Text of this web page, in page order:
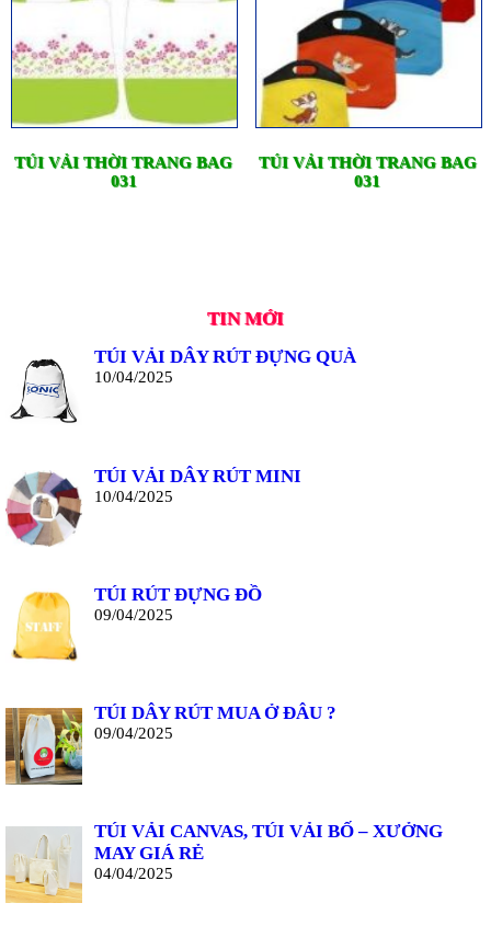
TÚI VẢI THỜI TRANG BAG
031
TÚI VẢI THỜI TRANG BAG
031
TIN MỚI
TÚI VẢI DÂY RÚT ĐỰNG QUÀ
10/04/2025
TÚI VẢI DÂY RÚT MINI
10/04/2025
TÚI RÚT ĐỰNG ĐỒ
09/04/2025
TÚI DÂY RÚT MUA Ở ĐÂU ?
09/04/2025
TÚI VẢI CANVAS, TÚI VẢI BỐ – XƯỞNG
MAY GIÁ RẺ
04/04/2025